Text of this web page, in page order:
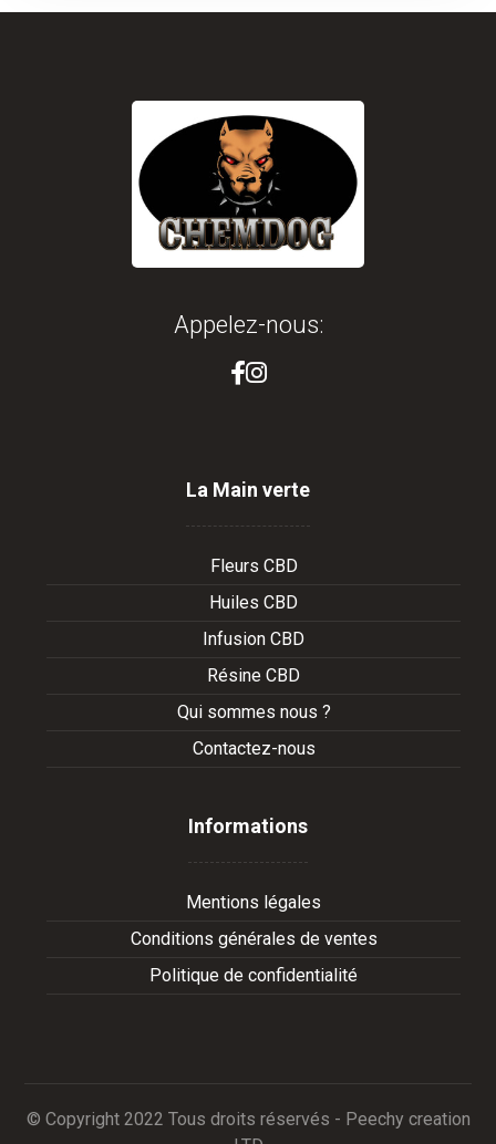
Appelez-nous:
La Main verte
Fleurs CBD
Huiles CBD
Infusion CBD
Résine CBD
Qui sommes nous ?
Contactez-nous
Informations
Mentions légales
Conditions générales de ventes
Politique de confidentialité
© Copyright 2022 Tous droits réservés - Peechy creation